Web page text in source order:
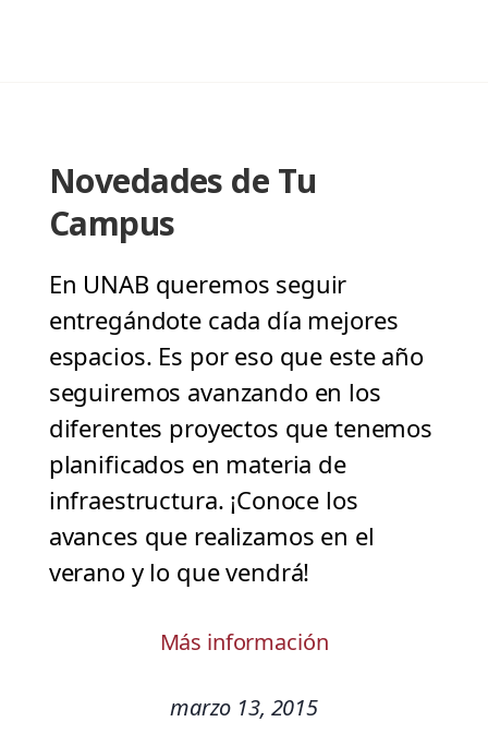
Novedades de Tu
Campus
En UNAB queremos seguir
entregándote cada día mejores
espacios. Es por eso que este año
seguiremos avanzando en los
diferentes proyectos que tenemos
planificados en materia de
infraestructura. ¡Conoce los
avances que realizamos en el
verano y lo que vendrá!
Más información
marzo 13, 2015